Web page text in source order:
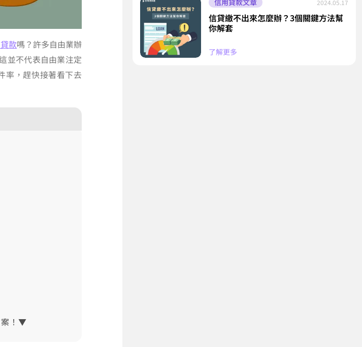
款嗎？許多自由業辦
並不代表自由業注定
率，趕快接著看下去
案！▼
信用貸款文章 2024.05.17
信貸繳不出來怎麼辦？3個關鍵方法幫
你解套
了解更多